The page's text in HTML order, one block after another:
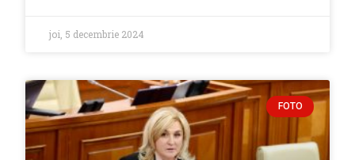
joi, 5 decembrie 2024
FOTO